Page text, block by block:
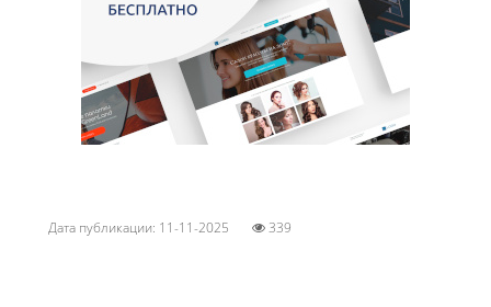
Дата публикации: 11-11-2025 339